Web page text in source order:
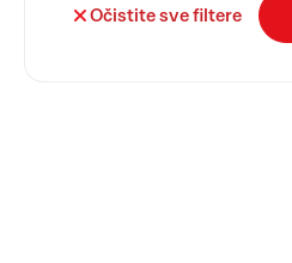
Očistite sve filtere